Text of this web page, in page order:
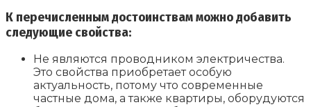
К перечисленным достоинствам можно добавить
следующие свойства:
Не являются проводником электричества.
Это свойства приобретает особую
актуальность, потому что современные
частные дома, а также квартиры, оборудуются